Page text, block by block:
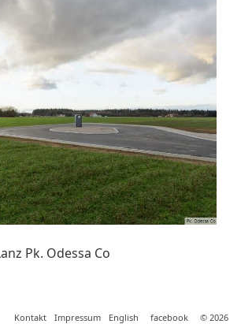
Pk. Odessa Co
Kontakt Impressum English facebook © 2026